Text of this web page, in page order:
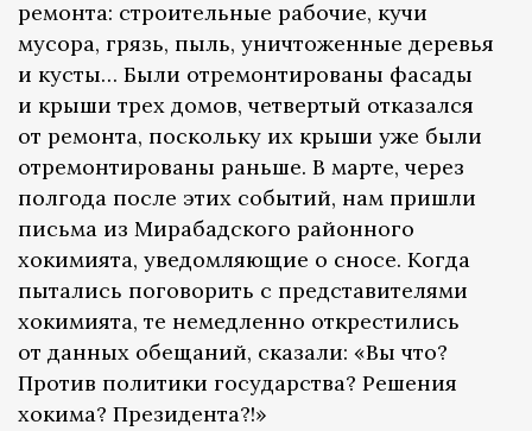
ремонта: строительные рабочие, кучи
мусора, грязь, пыль, уничтоженные деревья
и кусты… Были отремонтированы фасады
и крыши трех домов, четвертый отказался
от ремонта, поскольку их крыши уже были
отремонтированы раньше. В марте, через
полгода после этих событий, нам пришли
письма из Мирабадского районного
хокимията, уведомляющие о сносе. Когда
пытались поговорить с представителями
хокимията, те немедленно открестились
от данных обещаний, сказали: «Вы что?
Против политики государства? Решения
хокима? Президента?!»